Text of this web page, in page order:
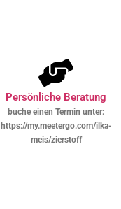
Persönliche Beratung
buche einen Termin unter:
https://my.meetergo.com/ilka-
meis/zierstoff